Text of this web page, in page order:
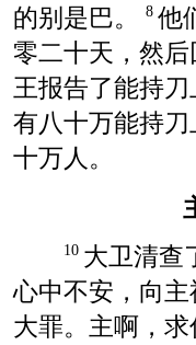
的别是巴。
8 他
零二十天，然后
王报告了能持刀
有八十万能持
十万人。
10 大卫清查
心中不安，向主
大罪。主啊，